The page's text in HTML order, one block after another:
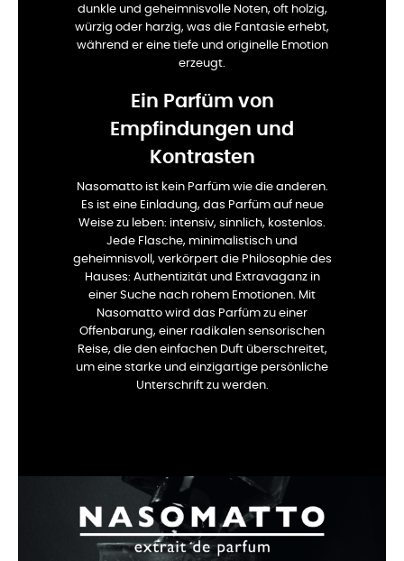
dunkle und geheimnisvolle Noten, oft holzig,
würzig oder harzig, was die Fantasie erhebt,
während er eine tiefe und originelle Emotion
erzeugt.
Ein Parfüm von
Empfindungen und
Kontrasten
Nasomatto ist kein Parfüm wie die anderen.
Es ist eine Einladung, das Parfüm auf neue
Weise zu leben: intensiv, sinnlich, kostenlos.
Jede Flasche, minimalistisch und
geheimnisvoll, verkörpert die Philosophie des
Hauses: Authentizität und Extravaganz in
einer Suche nach rohem Emotionen. Mit
Nasomatto wird das Parfüm zu einer
Offenbarung, einer radikalen sensorischen
Reise, die den einfachen Duft überschreitet,
um eine starke und einzigartige persönliche
Unterschrift zu werden.